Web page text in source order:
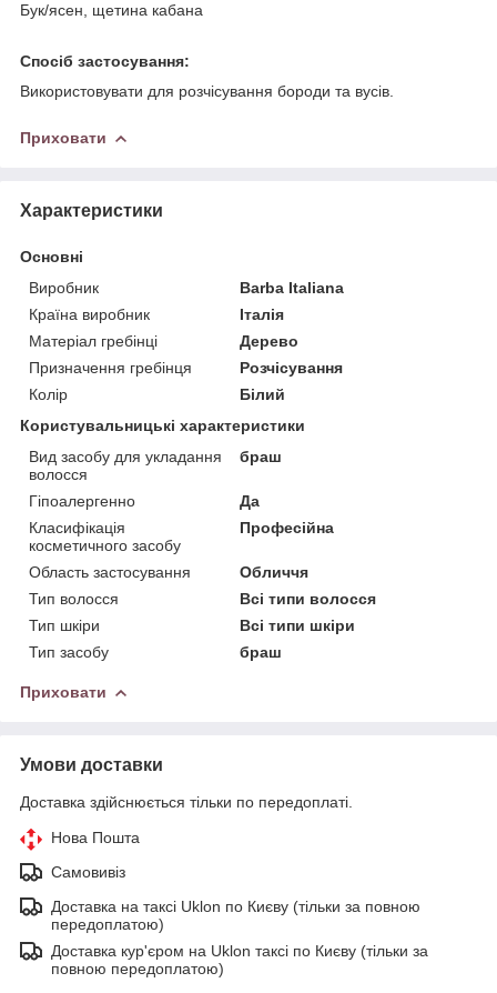
Бук/ясен, щетина кабана
Спосіб застосування:
Використовувати для розчісування бороди та вусів.
Приховати
Характеристики
Основні
Виробник
Barba Italiana
Країна виробник
Італія
Матеріал гребінці
Дерево
Призначення гребінця
Розчісування
Колір
Білий
Користувальницькі характеристики
Вид засобу для укладання
волосся
браш
Гіпоалергенно
Да
Класифікація
косметичного засобу
Професійна
Область застосування
Обличчя
Тип волосся
Всі типи волосся
Тип шкіри
Всі типи шкіри
Тип засобу
браш
Приховати
Умови доставки
Доставка здійснюється тільки по передоплаті.
Нова Пошта
Самовивіз
Доставка на таксі Uklon по Києву (тільки за повною
передоплатою)
Доставка кур'єром на Uklon таксі по Києву (тільки за
повною передоплатою)